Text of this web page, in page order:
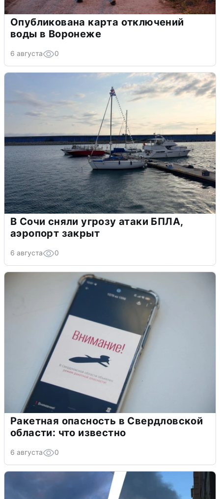
Опубликована карта отключений
воды в Воронеже
6 августа 0
В Сочи сняли угрозу атаки БПЛА,
аэропорт закрыт
6 августа 0
Ракетная опасность в Свердловской
области: что известно
6 августа 0